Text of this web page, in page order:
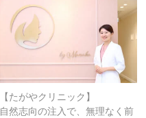
【たがやクリニック】
自然志向の注入で、無理なく前